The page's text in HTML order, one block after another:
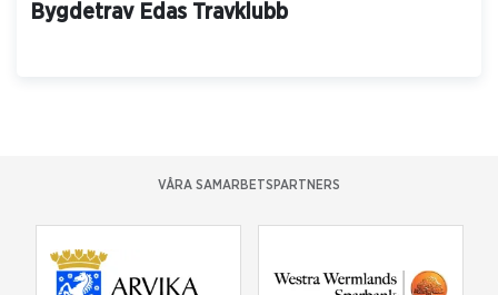
Bygdetrav Edas Travklubb
VÅRA SAMARBETSPARTNERS